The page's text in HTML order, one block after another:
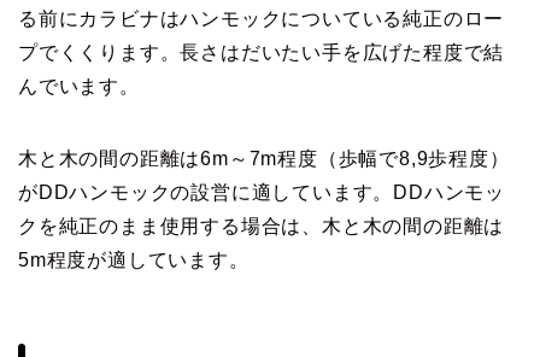
る前にカラビナはハンモックについている純正のロー
プでくくります。長さはだいたい手を広げた程度で結
んでいます。
木と木の間の距離は6m～7m程度（歩幅で8,9歩程度）
がDDハンモックの設営に適しています。DDハンモッ
クを純正のまま使用する場合は、木と木の間の距離は
5m程度が適しています。